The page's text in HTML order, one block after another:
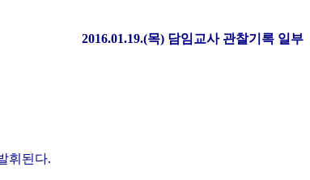
2016.01.19.(목) 담임교사 관찰기록 일부
휘된다.